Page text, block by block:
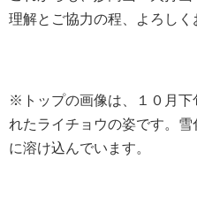
理解とご協力の程、よろしく
※トップの画像は、１０月下
れたライチョウの姿です。
に溶け込んでいます。